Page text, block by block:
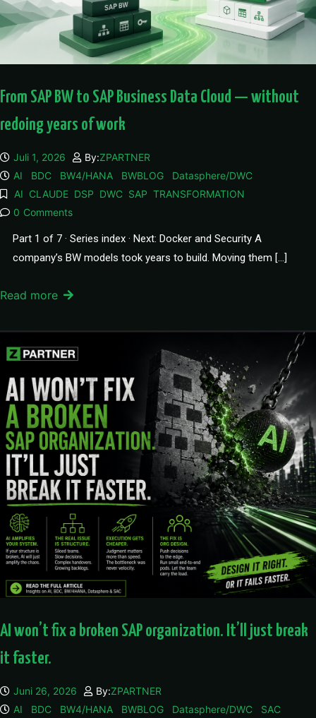
From SAP BW to SAP Business Data Cloud — without
redoing years of work
Juli 1, 2026 By:ZPARTNER
AI
BDC BW4/HANA BWBLOG
Datasphere/DWC
AI CLAUDE DSP DWC SAP TRANSFORMATION
0 Comments
Part 1 of 7 · Series index · Next: Docker and Security A
company’s BW models took years to build. Moving them […]
Read more
AI won’t fix a broken SAP organization. It’ll just break
it faster.
Juni 26, 2026 By:ZPARTNER
AI
BDC BW4/HANA BWBLOG Datasphere/DWC
SAC